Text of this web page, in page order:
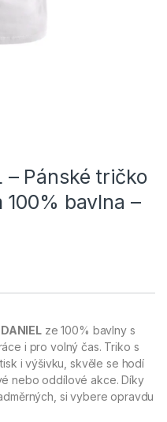
– Pánské tričko
bavlna –
ze 100% bavlny s
i pro volný čas. Triko s
i výšivku, skvěle se hodí
nebo oddílové akce. Díky
si vybere opravdu